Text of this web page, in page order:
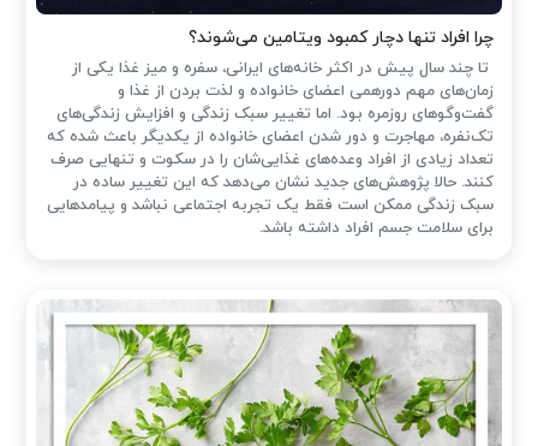
چرا افراد تنها دچار کمبود ویتامین می‌شوند؟
تا چند سال پیش در اکثر خانه‌های ایرانی، سفره و میز غذا یکی از
زمان‌های مهم دورهمی اعضای خانواده و لذت بردن از غذا و
گفت‌وگوهای روزمره بود. اما تغییر سبک زندگی و افزایش زندگی‌های
تک‌نفره، مهاجرت و دور شدن اعضای خانواده از یکدیگر باعث شده که
تعداد زیادی از افراد وعده‌های غذایی‌شان را در سکوت و تنهایی صرف
کنند. حالا پژوهش‌های جدید نشان می‌دهد که این تغییر ساده در
سبک زندگی ممکن است فقط یک تجربه اجتماعی نباشد و پیامدهایی
برای سلامت جسم افراد داشته باشد.